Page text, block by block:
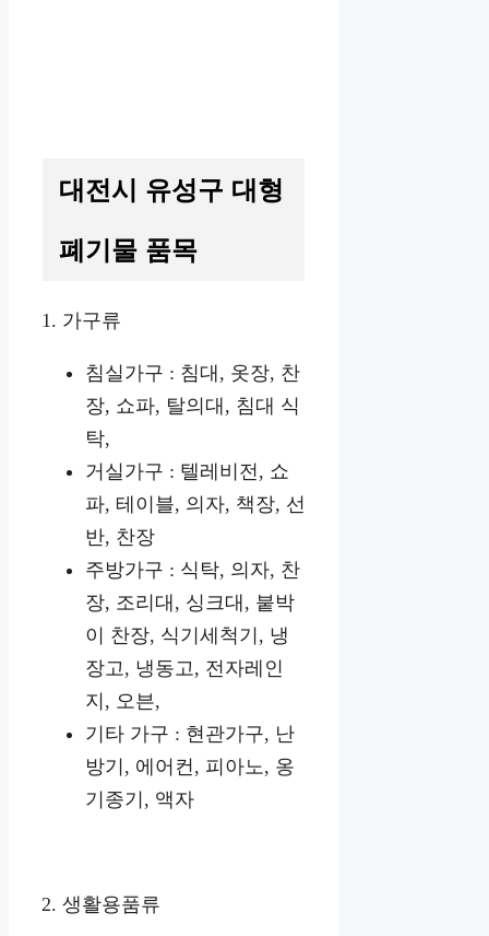
대전시 유성구 대형
폐기물 품목
1. 가구류
침실가구 : 침대, 옷장, 찬
장, 쇼파, 탈의대, 침대 식
탁,
거실가구 : 텔레비전, 쇼
파, 테이블, 의자, 책장, 선
반, 찬장
주방가구 : 식탁, 의자, 찬
장, 조리대, 싱크대, 붙박
이 찬장, 식기세척기, 냉
장고, 냉동고, 전자레인
지, 오븐,
기타 가구 : 현관가구, 난
방기, 에어컨, 피아노, 옹
기종기, 액자
2. 생활용품류